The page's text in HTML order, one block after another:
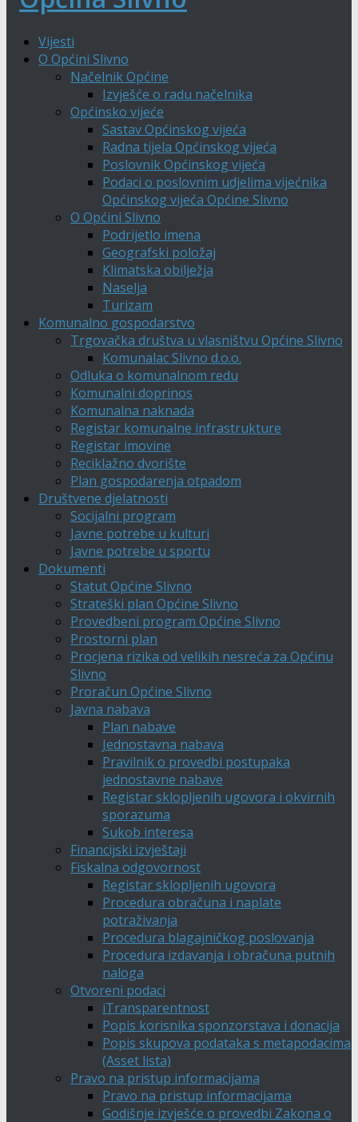
Vijesti
O Općini Slivno
Načelnik Općine
Izvješće o radu načelnika
Općinsko vijeće
Sastav Općinskog vijeća
Radna tijela Općinskog vijeća
Poslovnik Općinskog vijeća
Podaci o poslovnim udjelima vijećnika
Općinskog vijeća Općine Slivno
O Općini Slivno
Podrijetlo imena
Geografski položaj
Klimatska obilježja
Naselja
Turizam
Komunalno gospodarstvo
Trgovačka društva u vlasništvu Općine Slivno
Komunalac Slivno d.o.o.
Odluka o komunalnom redu
Komunalni doprinos
Komunalna naknada
Registar komunalne infrastrukture
Registar imovine
Reciklažno dvorište
Plan gospodarenja otpadom
Društvene djelatnosti
Socijalni program
Javne potrebe u kulturi
Javne potrebe u sportu
Dokumenti
Statut Općine Slivno
Strateški plan Općine Slivno
Provedbeni program Općine Slivno
Prostorni plan
Procjena rizika od velikih nesreća za Općinu
Slivno
Proračun Općine Slivno
Javna nabava
Plan nabave
Jednostavna nabava
Pravilnik o provedbi postupaka
jednostavne nabave
Registar sklopljenih ugovora i okvirnih
sporazuma
Sukob interesa
Financijski izvještaji
Fiskalna odgovornost
Registar sklopljenih ugovora
Procedura obračuna i naplate
potraživanja
Procedura blagajničkog poslovanja
Procedura izdavanja i obračuna putnih
naloga
Otvoreni podaci
iTransparentnost
Popis korisnika sponzorstava i donacija
Popis skupova podataka s metapodacima
(Asset lista)
Pravo na pristup informacijama
Pravo na pristup informacijama
Godišnje izvješće o provedbi Zakona o